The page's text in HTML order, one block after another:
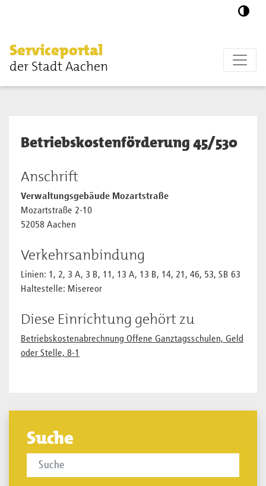
Serviceportal
der Stadt Aachen
Betriebskostenförderung 45/530
Anschrift
Verwaltungsgebäude Mozartstraße
Mozartstraße 2-10
52058 Aachen
Verkehrsanbindung
Linien: 1, 2, 3 A, 3 B, 11, 13 A, 13 B, 14, 21, 46, 53, SB 63
Haltestelle: Misereor
Diese Einrichtung gehört zu
Betriebskostenabrechnung Offene Ganztagsschulen, Geld
oder Stelle, 8-1
Suche